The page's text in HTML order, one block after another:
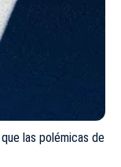
las polémicas de